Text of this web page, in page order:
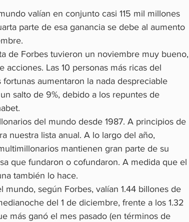
valían en conjunto casi 115 mil millones
parte de esa ganancia se debe al aumento
de Forbes tuvieron un noviembre muy bueno,
Las 10 personas más ricas del
aumentaron la nada despreciable
salto de 9%, debido a los repuntes de
del mundo desde 1987. A principios de
nuestra lista anual. A lo largo del año,
mantienen gran parte de su
que fundaron o cofundaron. A medida que el
también lo hace.
mundo, según Forbes, valían 1.44 billones de
del 1 de diciembre, frente a los 1.32
más ganó el mes pasado (en términos de